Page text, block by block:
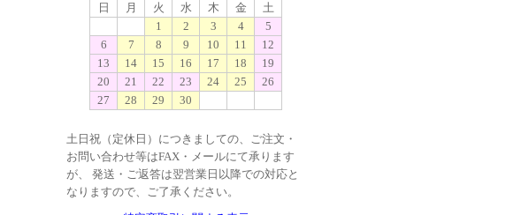
日
月 火 水 木 金
土
1
2 3 4
5
6
7 8 9 10 11
12
13
14 15 16 17 18
19
20
21 22 23 24 25
26
27
28 29 30
土日祝（定休日）につきましての、ご注文・
お問い合わせ等はFAX・メールにて承ります
が、 発送・ご返答は翌営業日以降での対応と
なりますので、ご了承ください。